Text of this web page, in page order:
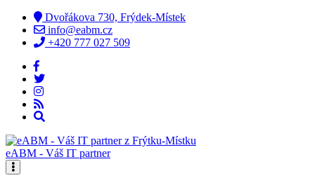
Dvořákova 730, Frýdek-Místek
info@eabm.cz
+420 777 027 509
eABM - Váš IT partner